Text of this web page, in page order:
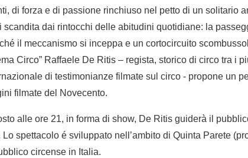
di forza e di passione rinchiuso nel petto di un solitario
scandita dai rintocchi delle abitudini quotidiane: la
il meccanismo si inceppa e un cortocircuito
Circo” Raffaele De Ritis – regista, storico di circo tra i
di testimonianze filmate sul circo - propone un
filmate del Novecento.
alle ore 21, in forma di show, De Ritis guiderà il
spettacolo é sviluppato nell’ambito di Quinta Parete
circense in Italia.